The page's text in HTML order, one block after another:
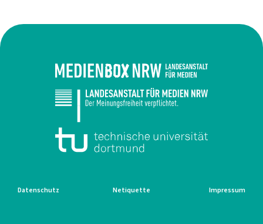
Datenschutz Netiquette Impressum